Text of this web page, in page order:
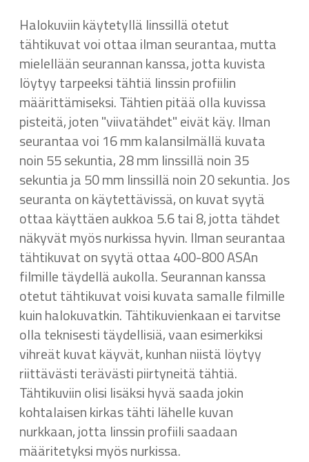
Halokuviin käytetyllä linssillä otetut
tähtikuvat voi ottaa ilman seurantaa, mutta
mielellään seurannan kanssa, jotta kuvista
löytyy tarpeeksi tähtiä linssin profiilin
määrittämiseksi. Tähtien pitää olla kuvissa
pisteitä, joten "viivatähdet" eivät käy. Ilman
seurantaa voi 16 mm kalansilmällä kuvata
noin 55 sekuntia, 28 mm linssillä noin 35
sekuntia ja 50 mm linssillä noin 20 sekuntia. Jos
seuranta on käytettävissä, on kuvat syytä
ottaa käyttäen aukkoa 5.6 tai 8, jotta tähdet
näkyvät myös nurkissa hyvin. Ilman seurantaa
tähtikuvat on syytä ottaa 400-800 ASAn
filmille täydellä aukolla. Seurannan kanssa
otetut tähtikuvat voisi kuvata samalle filmille
kuin halokuvatkin. Tähtikuvienkaan ei tarvitse
olla teknisesti täydellisiä, vaan esimerkiksi
vihreät kuvat käyvät, kunhan niistä löytyy
riittävästi terävästi piirtyneitä tähtiä.
Tähtikuviin olisi lisäksi hyvä saada jokin
kohtalaisen kirkas tähti lähelle kuvan
nurkkaan, jotta linssin profiili saadaan
määritetyksi myös nurkissa.